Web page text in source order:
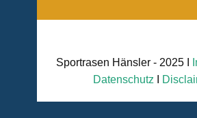
Sportrasen Hänsler - 2025 I
Datenschutz